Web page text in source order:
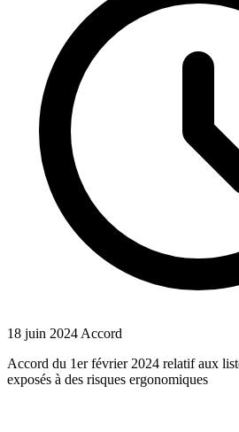
18 juin 2024 Accord
Accord du 1er février 2024 relatif aux
exposés à des risques ergonomiques